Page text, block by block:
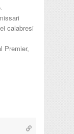
calabresi
Premier,